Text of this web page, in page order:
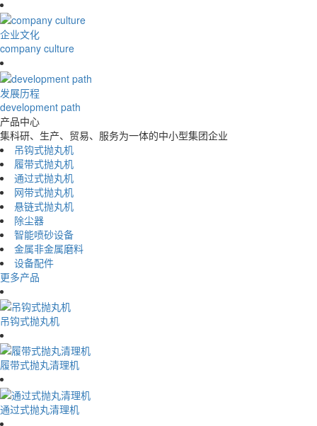
企业文化
company culture
发展历程
development path
产品中心
集科研、生产、贸易、服务为一体的中小型集团企业
吊钩式抛丸机
履带式抛丸机
通过式抛丸机
网带式抛丸机
悬链式抛丸机
除尘器
智能喷砂设备
金属非金属磨料
设备配件
更多产品
吊钩式抛丸机
履带式抛丸清理机
通过式抛丸清理机